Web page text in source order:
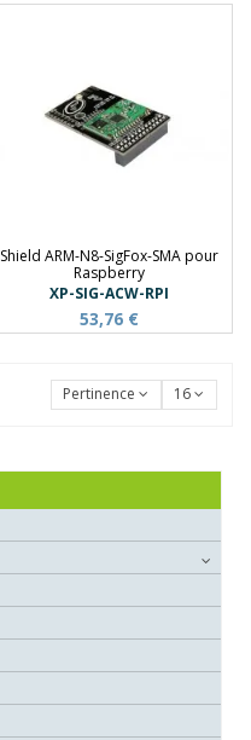
Shield ARM-N8-SigFox-SMA pour
Raspberry
XP-SIG-ACW-RPI
53,76 €
Pertinence 16